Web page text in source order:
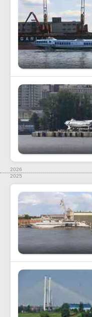
2026
2025